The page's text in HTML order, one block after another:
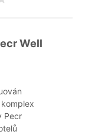
Well
Pecr